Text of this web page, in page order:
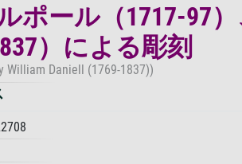
ポール（1717-97
）による彫刻
William Daniell (1769-1837))